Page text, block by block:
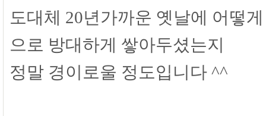
도대체 20년가까운 옛날에 어떻
으로 방대하게 쌓아두셨는지
정말 경이로울 정도입니다 ^^